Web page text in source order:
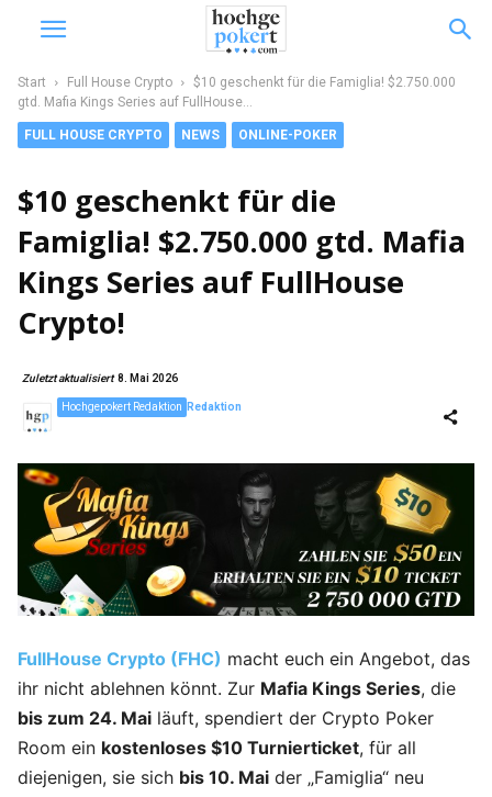
Start Full House Crypto
$10 geschenkt für die Famiglia! $2.750.000
gtd. Mafia Kings Series auf FullHouse...
FULL HOUSE CRYPTO NEWS ONLINE-POKER
$10 geschenkt für die
Famiglia! $2.750.000 gtd. Mafia
Kings Series auf FullHouse
Crypto!
Zuletzt aktualisiert8. Mai 2026
Redaktion
Hochgepokert Redaktion
FullHouse Crypto (FHC) macht euch ein Angebot, das
ihr nicht ablehnen könnt. Zur Mafia Kings Series, die
bis zum 24. Mai läuft, spendiert der Crypto Poker
Room ein kostenloses $10 Turnierticket, für all
diejenigen, sie sich bis 10. Mai der „Famiglia“ neu